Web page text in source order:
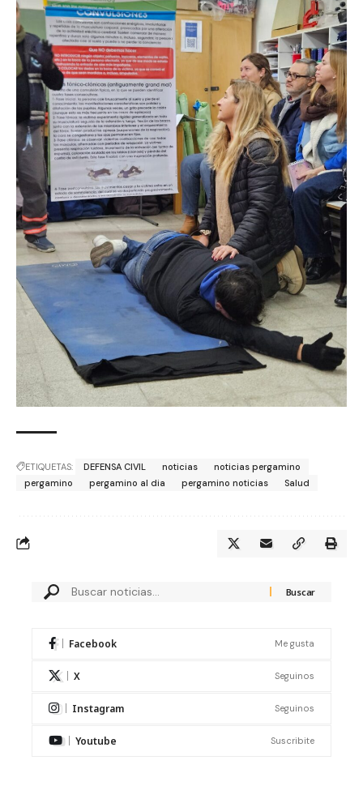
ETIQUETAS: DEFENSA CIVIL noticias
noticias pergamino
pergamino
pergamino al dia pergamino noticias Salud
Facebook Me gusta
X Seguinos
Instagram Seguinos
Youtube Suscribite